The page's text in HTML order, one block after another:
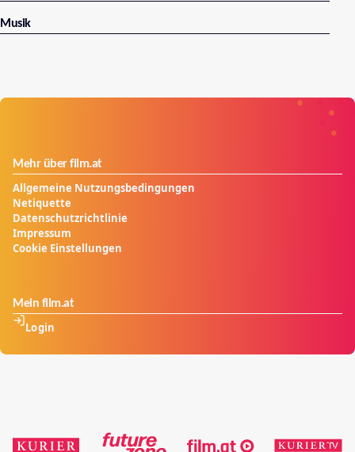
Abends besucht sie die angesagtesten Clubs, um
Wohltätigkeitsveranstaltung lernt sie den
Musik
Mehr über film.at
Allgemeine Nutzungsbedingungen
Netiquette
Datenschutzrichtlinie
Impressum
Cookie Einstellungen
Mein film.at
Login